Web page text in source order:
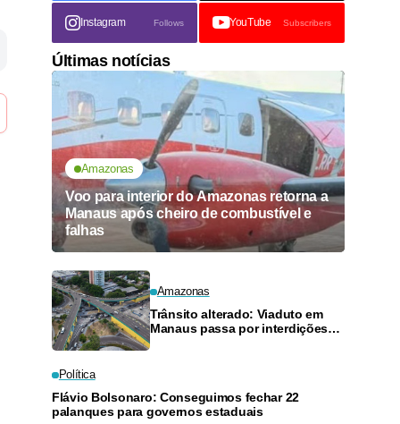
Instagram Follows YouTube Subscribers
Últimas notícias
Amazonas
Voo para interior do Amazonas retorna a
Manaus após cheiro de combustível e
falhas
Amazonas
Trânsito alterado: Viaduto em
Manaus passa por interdições
Política
Flávio Bolsonaro: Conseguimos fechar 22
palanques para governos estaduais